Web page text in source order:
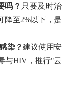
吗？ 只要及时治
降至2%以下，是
染？建议使用安
与HIV，推行"云